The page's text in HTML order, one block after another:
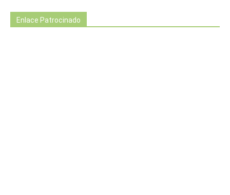
Enlace Patrocinado